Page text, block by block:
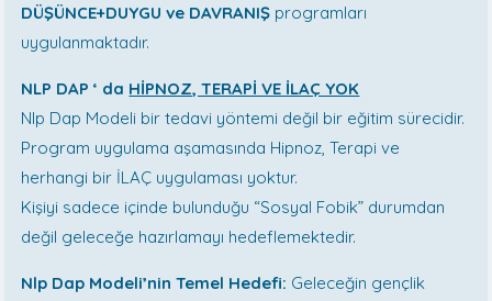
DÜŞÜNCE+DUYGU ve DAVRANIŞ programları
uygulanmaktadır.
NLP DAP ‘ da HİPNOZ, TERAPİ VE İLAÇ YOK
Nlp Dap Modeli bir tedavi yöntemi değil bir eğitim sürecidir.
Program uygulama aşamasında Hipnoz, Terapi ve
herhangi bir İLAÇ uygulaması yoktur.
Kişiyi sadece içinde bulunduğu “Sosyal Fobik” durumdan
değil geleceğe hazırlamayı hedeflemektedir.
Nlp Dap Modeli’nin Temel Hedefi: Geleceğin gençlik